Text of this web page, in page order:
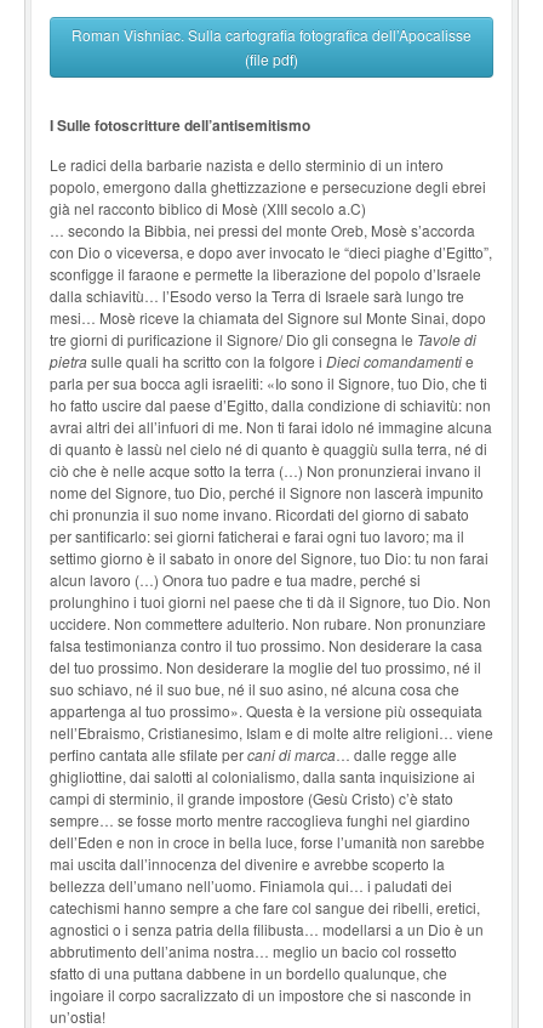
Roman Vishniac. Sulla cartografia fotografica dell’Apocalisse
(file pdf)
I Sulle fotoscritture dell’antisemitismo
Le radici della barbarie nazista e dello sterminio di un intero
popolo, emergono dalla ghettizzazione e persecuzione degli ebrei
già nel racconto biblico di Mosè (XIII secolo a.C)
… secondo la Bibbia, nei pressi del monte Oreb, Mosè s’accorda
con Dio o viceversa, e dopo aver invocato le “dieci piaghe d’Egitto”,
sconfigge il faraone e permette la liberazione del popolo d’Israele
dalla schiavitù… l’Esodo verso la Terra di Israele sarà lungo tre
mesi… Mosè riceve la chiamata del Signore sul Monte Sinai, dopo
tre giorni di purificazione il Signore/ Dio gli consegna le Tavole di
pietrasulle quali ha scritto con la folgore i Dieci comandamentie
parla per sua bocca agli israeliti: «Io sono il Signore, tuo Dio, che ti
ho fatto uscire dal paese d’Egitto, dalla condizione di schiavitù: non
avrai altri dei all’infuori di me. Non ti farai idolo né immagine alcuna
di quanto è lassù nel cielo né di quanto è quaggiù sulla terra, né di
ciò che è nelle acque sotto la terra (…) Non pronunzierai invano il
nome del Signore, tuo Dio, perché il Signore non lascerà impunito
chi pronunzia il suo nome invano. Ricordati del giorno di sabato
per santificarlo: sei giorni faticherai e farai ogni tuo lavoro; ma il
settimo giorno è il sabato in onore del Signore, tuo Dio: tu non farai
alcun lavoro (…) Onora tuo padre e tua madre, perché si
prolunghino i tuoi giorni nel paese che ti dà il Signore, tuo Dio. Non
uccidere. Non commettere adulterio. Non rubare. Non pronunziare
falsa testimonianza contro il tuo prossimo. Non desiderare la casa
del tuo prossimo. Non desiderare la moglie del tuo prossimo, né il
suo schiavo, né il suo bue, né il suo asino, né alcuna cosa che
appartenga al tuo prossimo». Questa è la versione più ossequiata
nell’Ebraismo, Cristianesimo, Islam e di molte altre religioni… viene
perfino cantata alle sfilate percani di marca… dalle regge alle
ghigliottine, dai salotti al colonialismo, dalla santa inquisizione ai
campi di sterminio, il grande impostore (Gesù Cristo) c’è stato
sempre… se fosse morto mentre raccoglieva funghi nel giardino
dell’Eden e non in croce in bella luce, forse l’umanità non sarebbe
mai uscita dall’innocenza del divenire e avrebbe scoperto la
bellezza dell’umano nell’uomo. Finiamola qui… i paludati dei
catechismi hanno sempre a che fare col sangue dei ribelli, eretici,
agnostici o i senza patria della filibusta… modellarsi a un Dio è un
abbrutimento dell’anima nostra… meglio un bacio col rossetto
sfatto di una puttana dabbene in un bordello qualunque, che
ingoiare il corpo sacralizzato di un impostore che si nasconde in
un’ostia!